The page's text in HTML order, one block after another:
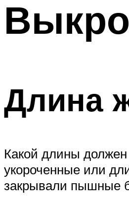
Длина
Какой длины
укороченные или
закрывали пышные